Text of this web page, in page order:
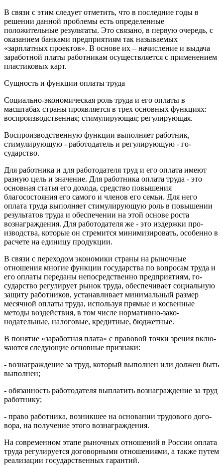
В связи с этим следует отметить, что в последние годы в
решении данной проблемы есть определенные
положительные результаты. Это связано, в первую очередь, с
оказанием банками предприятиям так называемых
«зарплатных проектов». В основе их – начисление и выдача
заработной платы работникам осуществляется с применением
пластиковых карт.
Сущность и функции оплаты труда
Социально-экономическая роль труда и его оплаты в
масштабах страны проявляется в трех основных функциях:
воспроизводственная; стимулирующая; регулирующая.
Воспроизводственную функции выполняет работник,
стимулирующую - работодатель и регулирующую - го­
сударство.
Для работника и для работодателя труд и его оплата имеют
разную цель и значение. Для работника оплата тру­да - это
основная статья его дохода, средство повышения
благосостояния его самого и членов его семьи. Для него
оплата труда выполняет стимулирующую роль в повыше­нии
результатов труда и обеспечении на этой основе роста
вознаграждения. Для работодателя же - это издержки про­
изводства, которые он стремится минимизировать, особен­но в
расчете на единицу продукции.
В связи с переходом экономики страны на рыночные
отношения многие функции государства по вопросам труда и
его оплаты переданы непосредственно предприятиям, го­
сударство регулирует рынок труда, обеспечивает соци­альную
защиту работников, устанавливает минимальный размер
месячной оплаты труда, используя прямые и кос­венные
методы воздействия, в том числе нормативно-зако­
нодательные, налоговые, кредитные, бюджетные.
В понятие «заработная плата» с правовой точки зрения вклю­
чаются следующие основные признаки:
- вознаграждение за труд, который выполнен или должен быть
выполнен;
- обязанность работодателя выплатить вознаграждение за труд
работнику;
- право работника, возникшее на основании трудового дого­
вора, на получение этого вознаграждения.
На современном этапе рыночных отношений в России оплата
труда регулируется договорными отношениями, а также путем
ре­ализации государственных гарантий.